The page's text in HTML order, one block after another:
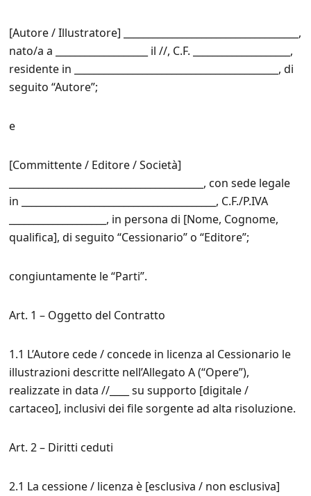
[Autore / Illustratore] ____________________________________,
nato/a a ___________________ il //, C.F. ____________________,
residente in __________________________________________, di
seguito “Autore”;
e
[Committente / Editore / Società]
________________________________________, con sede legale
in ________________________________________, C.F./P.IVA
____________________, in persona di [Nome, Cognome,
qualifica], di seguito “Cessionario” o “Editore”;
congiuntamente le “Parti”.
Art. 1 – Oggetto del Contratto
1.1 L’Autore cede / concede in licenza al Cessionario le
illustrazioni descritte nell’Allegato A (“Opere”),
realizzate in data //____ su supporto [digitale /
cartaceo], inclusivi dei file sorgente ad alta risoluzione.
Art. 2 – Diritti ceduti
2.1 La cessione / licenza è [esclusiva / non esclusiva]